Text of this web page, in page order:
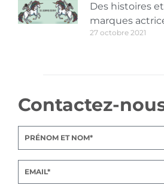
Des histoires
marques
27 octobre 2021
Contactez-